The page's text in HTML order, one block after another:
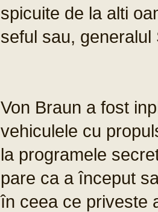
spicuite de la alti
seful sau,
Von Braun a fost
vehiculele cu
la programele
pare ca a început
în ceea ce priveste